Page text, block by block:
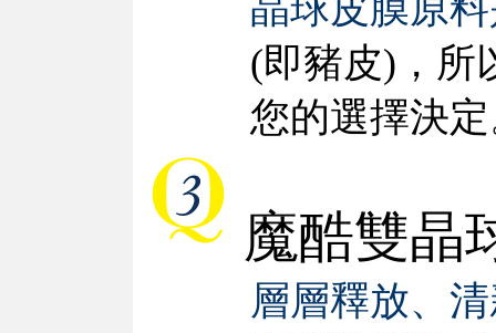
晶球皮膜原
(即豬皮)，所
您的選擇決
魔酷雙晶
層層釋放、